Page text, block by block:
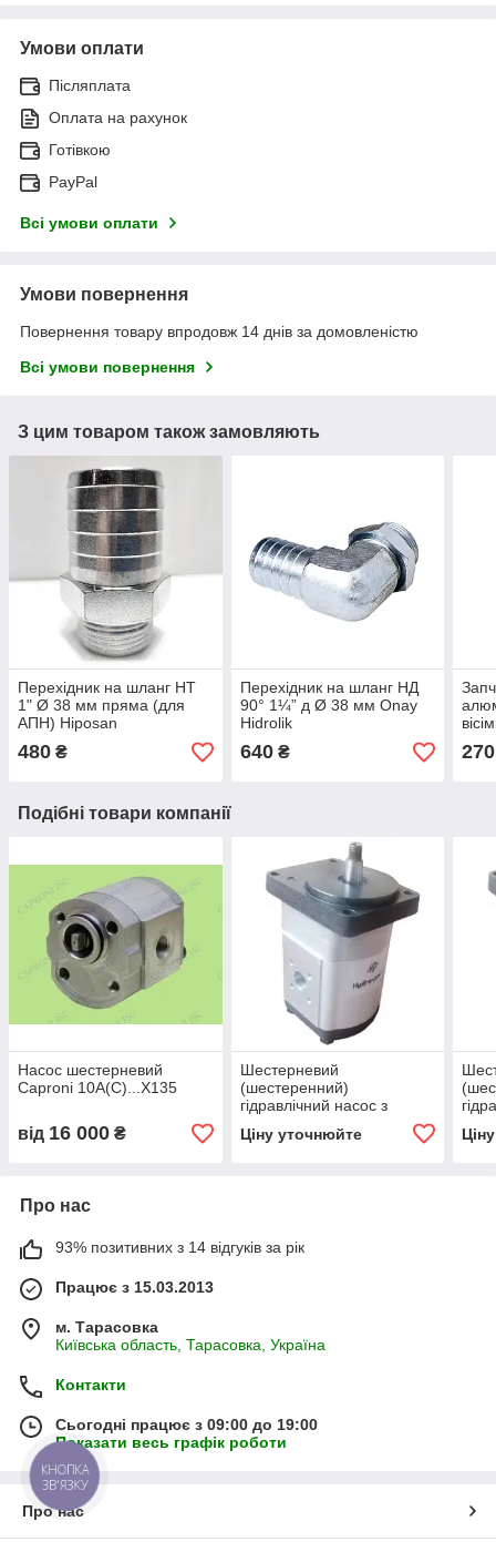
Умови оплати
Післяплата
Оплата на рахунок
Готівкою
PayPal
Всі умови оплати
Умови повернення
Повернення товару впродовж 14 днів за домовленістю
Всі умови повернення
З цим товаром також замовляють
Перехідник на шланг НТ
1" Ø 38 мм пряма (для
АПН) Hiposan
480 ₴
Перехідник на шланг НД
90° 1¼” д Ø 38 мм Onay
Hidrolik
640₴ 270
Подібні товари компанії
Насос шестерневий
Caproni 10A(C)...X135
від 16 000 ₴
Шестерневий
(шестеренний)
гідравлічний насос з
підшипником Hydro-pack
H 20A/C10X155
Ціну уточнюйте
H
Про нас
93% позитивних з 14 відгуків за рік
Працює з 15.03.2013
м. Тарасовка
Київська область, Тарасовка, Україна
Контакти
Сьогодні працює з 09:00 до 19:00
Показати весь графік роботи
Про нас
КНОПКА
ЗВ'ЯЗКУ